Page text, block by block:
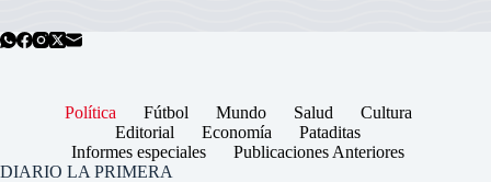
Política Fútbol Mundo Salud
Cultura
Editorial
Economía
Pataditas
Informes especiales
Publicaciones Anteriores
DIARIO LA PRIMERA